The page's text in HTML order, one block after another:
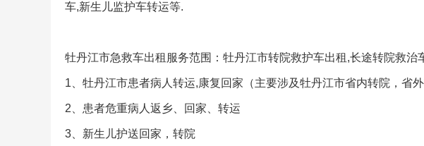
车,新生儿监护车转运等.
牡丹江市急救车出租服务范围：牡丹江市转院救护车出租,长途转院救治
1、牡丹江市患者病人转运,康复回家（主要涉及牡丹江市省内转院，省外
2、患者危重病人返乡、回家、转运
3、新生儿护送回家，转院